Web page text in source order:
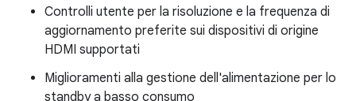
Controlli utente per la risoluzione e la frequenza di
aggiornamento preferite sui dispositivi di origine
HDMI supportati
Miglioramenti alla gestione dell'alimentazione per lo
standby a basso consumo